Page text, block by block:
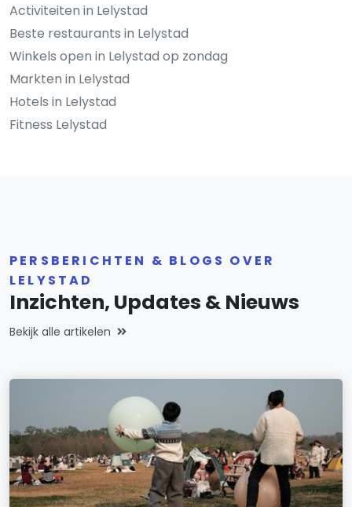
Activiteiten in Lelystad
Beste restaurants in Lelystad
Winkels open in Lelystad op zondag
Markten in Lelystad
Hotels in Lelystad
Fitness Lelystad
PERSBERICHTEN & BLOGS OVER
LELYSTAD
Inzichten, Updates & Nieuws
Bekijk alle artikelen